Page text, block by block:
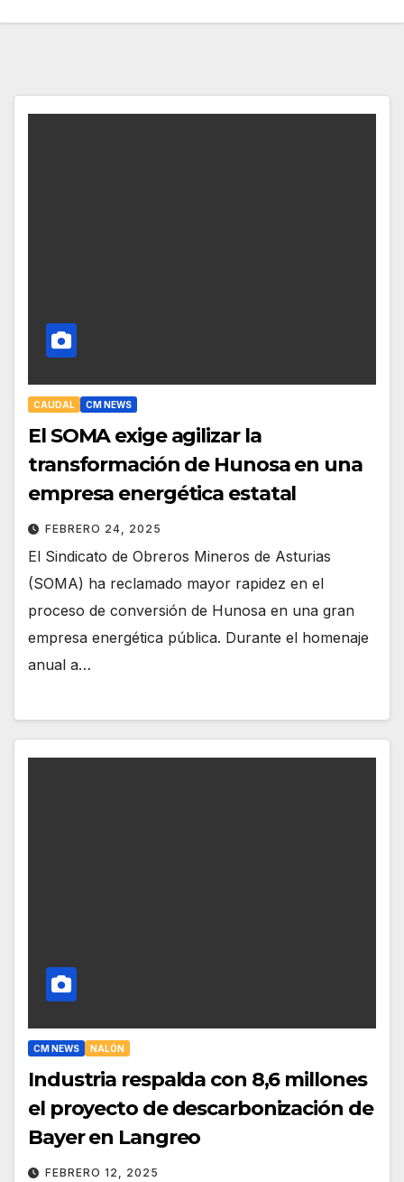
CAUDAL CM NEWS
El SOMA exige agilizar la
transformación de Hunosa en una
empresa energética estatal
FEBRERO 24, 2025
El Sindicato de Obreros Mineros de Asturias
(SOMA) ha reclamado mayor rapidez en el
proceso de conversión de Hunosa en una gran
empresa energética pública. Durante el homenaje
anual a…
CM NEWS NALÓN
Industria respalda con 8,6 millones
el proyecto de descarbonización de
Bayer en Langreo
FEBRERO 12, 2025